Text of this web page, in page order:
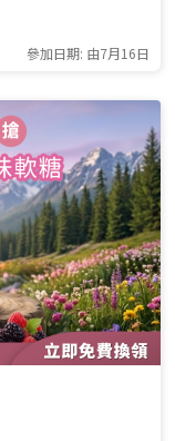
參加日期: 由7月16日